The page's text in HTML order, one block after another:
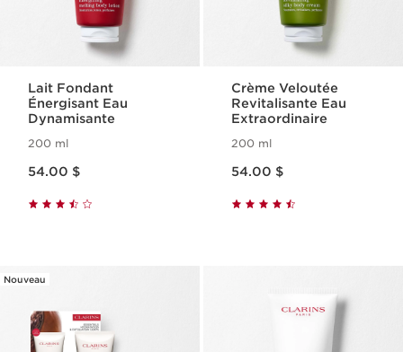
Lait Fondant
Énergisant Eau
Dynamisante
200 ml
54.00 $
Crème Veloutée
Revitalisante Eau
Extraordinaire
200 ml
54.00 $
Nouveau